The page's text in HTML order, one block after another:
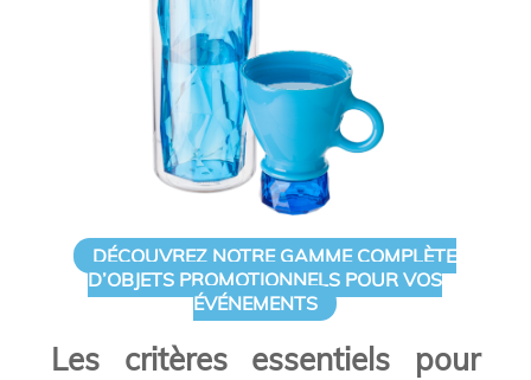
DÉCOUVREZ NOTRE GAMME COMPLÈTE
D’OBJETS PROMOTIONNELS POUR VOS
ÉVÉNEMENTS
Les critères essentiels pour